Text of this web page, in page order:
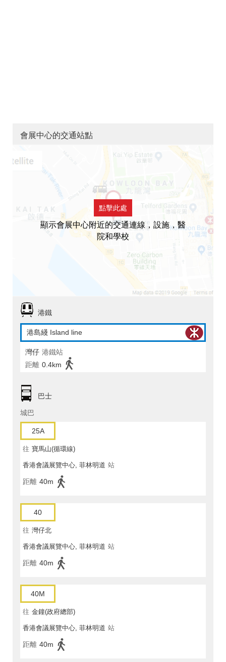
會展中心的交通站點
點擊此處
顯示會展中心附近的交通連線，設施，醫
院和學校
港鐵
港島綫 Island line
灣仔 港鐵站
距離 0.4km
巴士
城巴
25A
往 寶馬山(循環線)
香港會議展覽中心, 菲林明道 站
距離 40m
40
往 灣仔北
香港會議展覽中心, 菲林明道 站
距離 40m
40M
往 金鐘(政府總部)
香港會議展覽中心, 菲林明道 站
距離 40m